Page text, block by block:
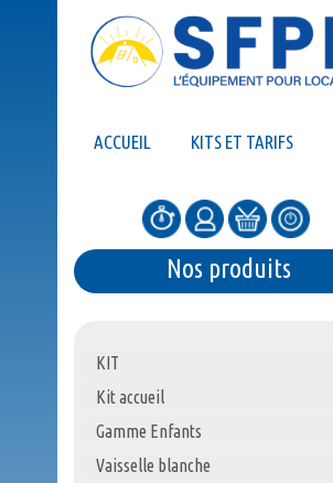
ACCUEIL KITS ET TARIFS
Nos produits
KIT
Kit accueil
Gamme Enfants
Vaisselle blanche